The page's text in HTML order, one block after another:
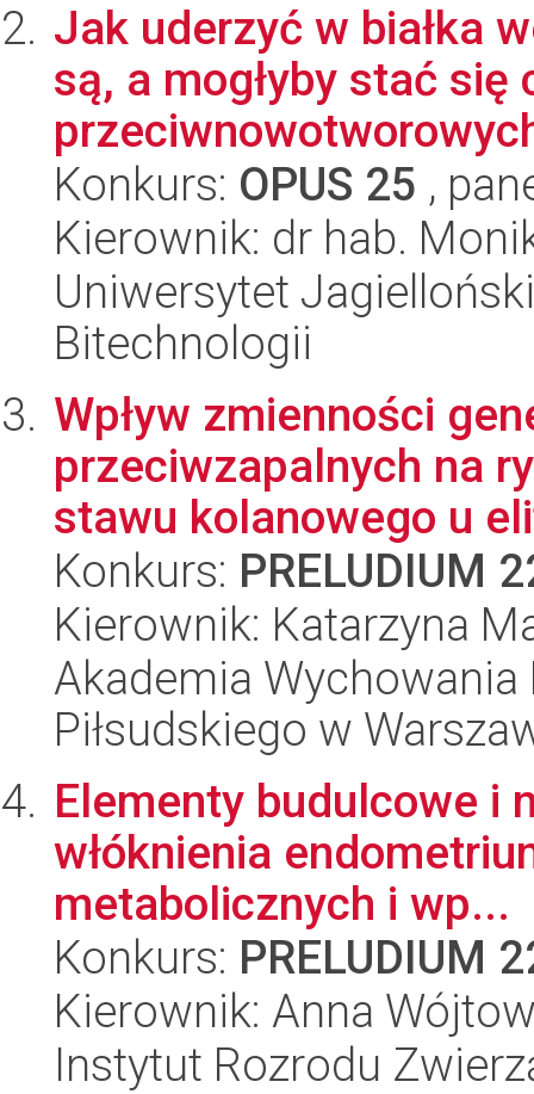
Jak uderzyć w białka
są, a mogłyby stać się
Konkurs: OPUS 25 ,
Kierownik: dr hab.
Uniwersytet
Bitechnologii
Wpływ zmienności
przeciwzapalnych na
stawu kolanowego u
Konkurs: PRELUDIUM
Kierownik: Katarzyna
Akademia
Piłsudskiego w
Elementy budulcowe i
włóknienia
metabolicznych i wp...
Konkurs: PRELUDIUM
Kierownik: Anna
Instytut Rozrodu